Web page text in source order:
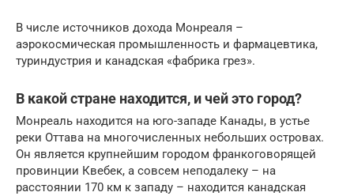
В числе источников дохода Монреаля –
аэрокосмическая промышленность и фармацевтика,
туриндустрия и канадская «фабрика грез».
В какой стране находится, и чей это город?
Монреаль находится на юго-западе Канады, в устье
реки Оттава на многочисленных небольших островах.
Он является крупнейшим городом франкоговорящей
провинции Квебек, а совсем неподалеку – на
расстоянии 170 км к западу – находится канадская